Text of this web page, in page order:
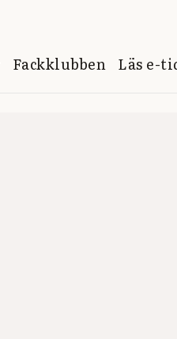
Fackklubben Läs e-